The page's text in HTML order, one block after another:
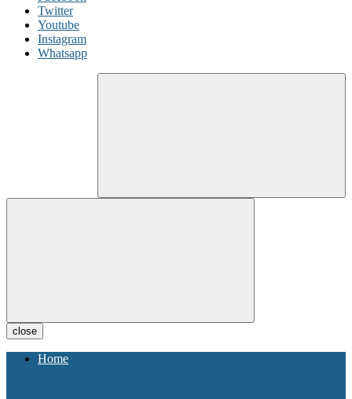
Twitter
Youtube
Instagram
Whatsapp
close
Home